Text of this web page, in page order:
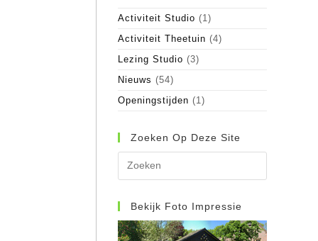
Activiteit Studio (1)
Activiteit Theetuin (4)
Lezing Studio (3)
Nieuws (54)
Openingstijden (1)
Zoeken Op Deze Site
te
Bekijk Foto Impressie